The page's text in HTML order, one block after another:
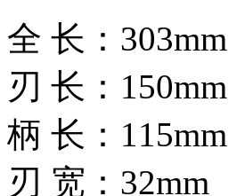
全 长：303mm
刃 长：150mm
柄 长：115mm
刃 宽：32mm